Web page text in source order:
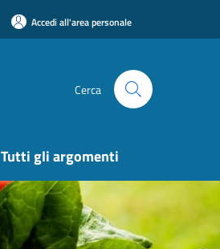
Accedi all'area personale
Cerca
Tutti gli argomenti